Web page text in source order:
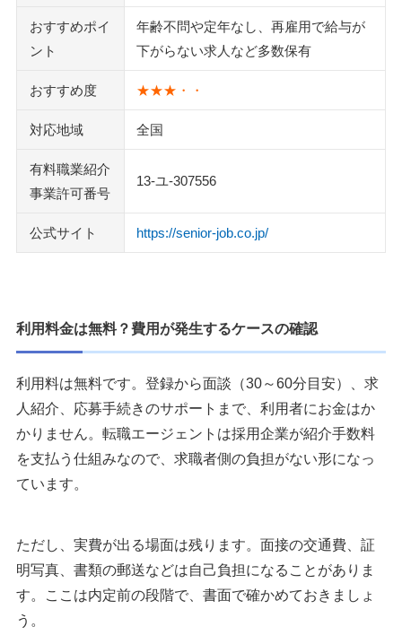
おすすめポイ
ント
年齢不問や定年なし、再雇用で給与が
下がらない求人など多数保有
おすすめ度 ★★★・・
対応地域 全国
有料職業紹介
事業許可番号
13-ユ-307556
公式サイト https://senior-job.co.jp/
利用料金は無料？費用が発生するケースの確認
利用料は無料です。登録から面談（30～60分目安）、求
人紹介、応募手続きのサポートまで、利用者にお金はか
かりません。転職エージェントは採用企業が紹介手数料
を支払う仕組みなので、求職者側の負担がない形になっ
ています。
ただし、実費が出る場面は残ります。面接の交通費、証
明写真、書類の郵送などは自己負担になることがありま
す。ここは内定前の段階で、書面で確かめておきましょ
う。